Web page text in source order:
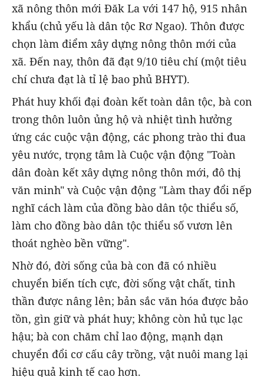
xã nông thôn mới Đăk La với 147 hộ, 915 nhân
khẩu (chủ yếu là dân tộc Rơ Ngao). Thôn được
chọn làm điểm xây dựng nông thôn mới của
xã. Đến nay, thôn đã đạt 9/10 tiêu chí (một tiêu
chí chưa đạt là tỉ lệ bao phủ BHYT).
Phát huy khối đại đoàn kết toàn dân tộc, bà con
trong thôn luôn ủng hộ và nhiệt tình hưởng
ứng các cuộc vận động, các phong trào thi đua
yêu nước, trọng tâm là Cuộc vận động "Toàn
dân đoàn kết xây dựng nông thôn mới, đô thị
văn minh" và Cuộc vận động "Làm thay đổi nếp
nghĩ cách làm của đồng bào dân tộc thiểu số,
làm cho đồng bào dân tộc thiểu số vươn lên
thoát nghèo bền vững".
Nhờ đó, đời sống của bà con đã có nhiều
chuyển biến tích cực, đời sống vật chất, tinh
thần được nâng lên; bản sắc văn hóa được bảo
tồn, gìn giữ và phát huy; không còn hủ tục lạc
hậu; bà con chăm chỉ lao động, mạnh dạn
chuyển đổi cơ cấu cây trồng, vật nuôi mang lại
hiệu quả kinh tế cao hơn.